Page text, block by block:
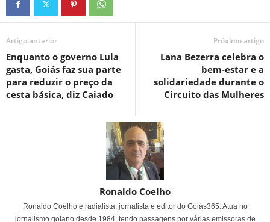
Artigo anterior
Enquanto o governo Lula
gasta, Goiás faz sua parte
para reduzir o preço da
cesta básica, diz Caiado
Próximo artigo
Lana Bezerra celebra o
bem-estar e a
solidariedade durante o
Circuito das Mulheres
Ronaldo Coelho
Ronaldo Coelho é radialista, jornalista e editor do Goiás365. Atua no
jornalismo goiano desde 1984, tendo passagens por várias emissoras de